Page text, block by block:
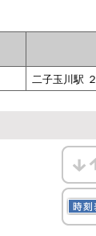
二子玉川駅 ２